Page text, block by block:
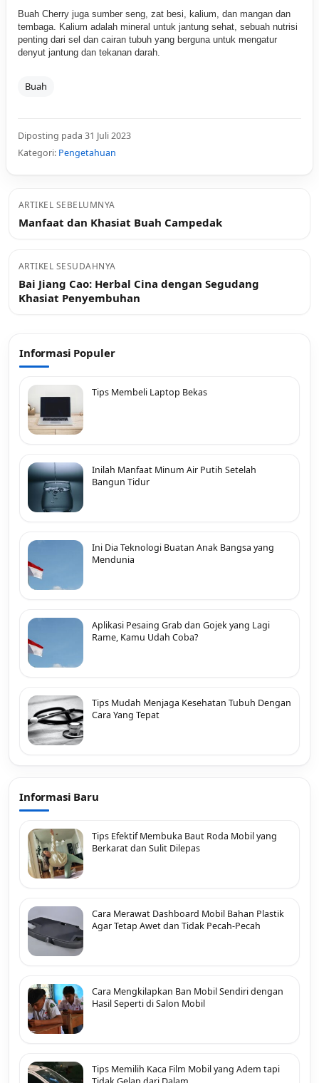
Buah Cherry juga sumber seng, zat besi, kalium, dan mangan dan
tembaga. Kalium adalah mineral untuk jantung sehat, sebuah nutrisi
penting dari sel dan cairan tubuh yang berguna untuk mengatur
denyut jantung dan tekanan darah.
Buah
Diposting pada 31 Juli 2023
Kategori: Pengetahuan
ARTIKEL SEBELUMNYA
Manfaat dan Khasiat Buah Campedak
ARTIKEL SESUDAHNYA
Bai Jiang Cao: Herbal Cina dengan Segudang
Khasiat Penyembuhan
Informasi Populer
Tips Membeli Laptop Bekas
Inilah Manfaat Minum Air Putih Setelah
Bangun Tidur
Ini Dia Teknologi Buatan Anak Bangsa yang
Mendunia
Aplikasi Pesaing Grab dan Gojek yang Lagi
Rame, Kamu Udah Coba?
Tips Mudah Menjaga Kesehatan Tubuh Dengan
Cara Yang Tepat
Informasi Baru
Tips Efektif Membuka Baut Roda Mobil yang
Berkarat dan Sulit Dilepas
Cara Merawat Dashboard Mobil Bahan Plastik
Agar Tetap Awet dan Tidak Pecah-Pecah
Cara Mengkilapkan Ban Mobil Sendiri dengan
Hasil Seperti di Salon Mobil
Tips Memilih Kaca Film Mobil yang Adem tapi